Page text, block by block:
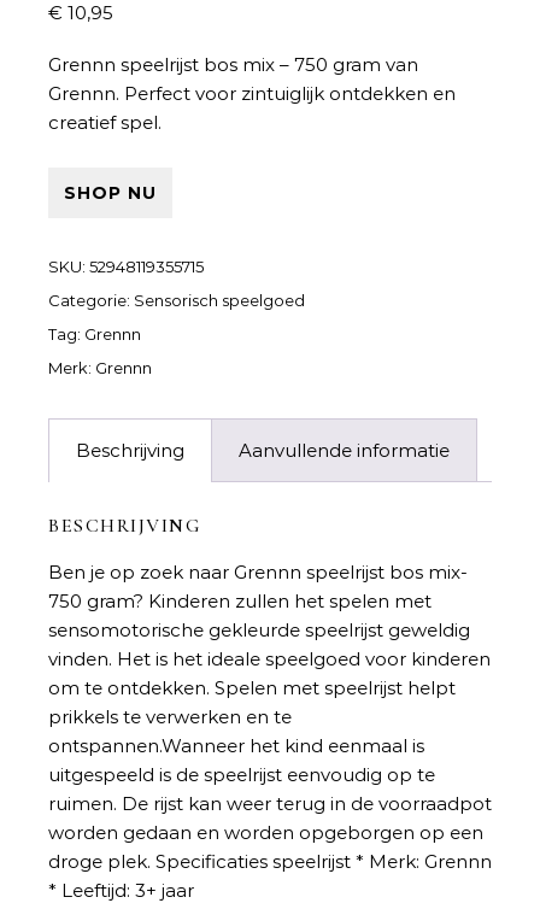
€ 10,95
Grennn speelrijst bos mix – 750 gram van
Grennn. Perfect voor zintuiglijk ontdekken en
creatief spel.
SHOP NU
SKU: 52948119355715
Categorie: Sensorisch speelgoed
Tag: Grennn
Merk: Grennn
Beschrijving Aanvullende informatie
BESCHRIJVING
Ben je op zoek naar Grennn speelrijst bos mix-
750 gram? Kinderen zullen het spelen met
sensomotorische gekleurde speelrijst geweldig
vinden. Het is het ideale speelgoed voor kinderen
om te ontdekken. Spelen met speelrijst helpt
prikkels te verwerken en te
ontspannen.Wanneer het kind eenmaal is
uitgespeeld is de speelrijst eenvoudig op te
ruimen. De rijst kan weer terug in de voorraadpot
worden gedaan en worden opgeborgen op een
droge plek. Specificaties speelrijst * Merk: Grennn
* Leeftijd: 3+ jaar